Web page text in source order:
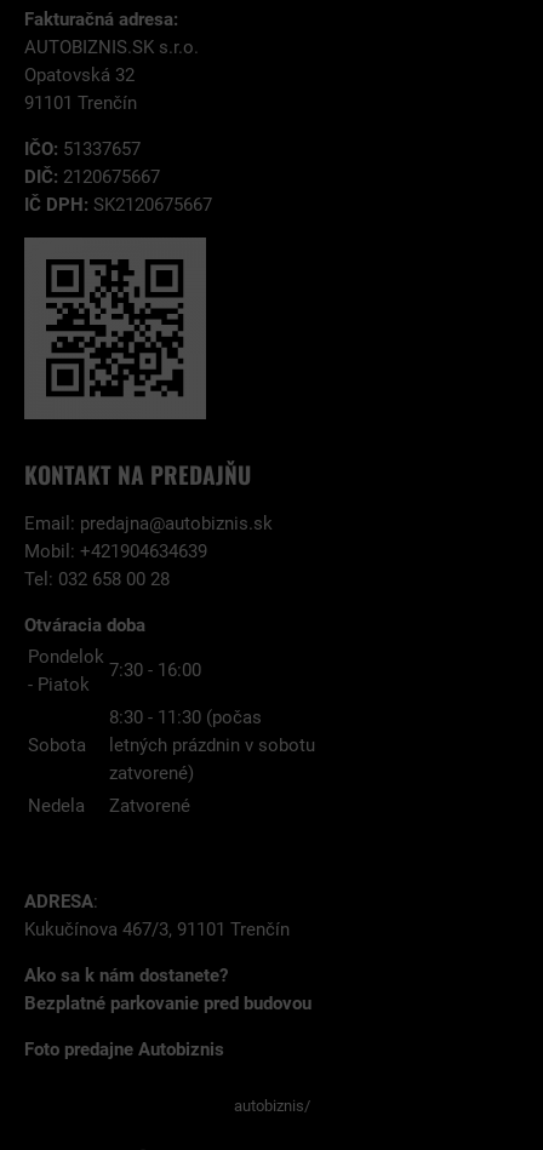
Fakturačná adresa:
AUTOBIZNIS.SK s.r.o.
Opatovská 32
91101 Trenčín
IČO: 51337657
DIČ: 2120675667
IČ DPH: SK2120675667
KONTAKT NA PREDAJŇU
Email: predajna@autobiznis.sk
Mobil: +421904634639
Tel: 032 658 00 28
Otváracia doba
Pondelok
- Piatok
7:30 - 16:00
Sobota
8:30 - 11:30 (počas
letných prázdnin v sobotu
zatvorené)
Nedela
Zatvorené
ADRESA:
Kukučínova 467/3, 91101 Trenčín
Ako sa k nám dostanete?
Bezplatné parkovanie pred budovou
Foto predajne Autobiznis
autobiznis/